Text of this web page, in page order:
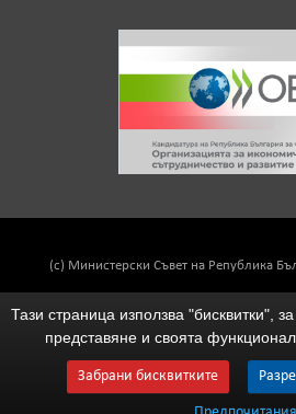
(c) Министерски Съвет на Република
Тази страница използва "бисквитки",
представяне и своята
Забрани бисквитките